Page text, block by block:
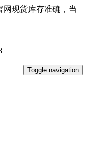
网现货库存准确，当
Toggle navigation